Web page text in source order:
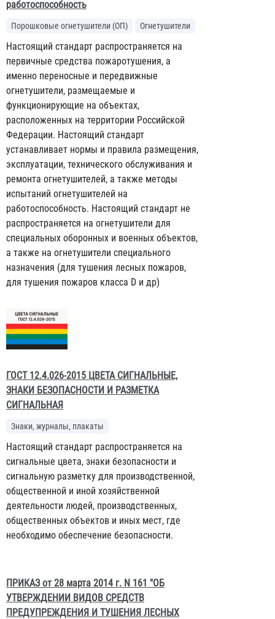
работоспособность
Порошковые огнетушители (ОП) Огнетушители
Настоящий стандарт распространяется на
первичные средства пожаротушения, а
именно переносные и передвижные
огнетушители, размещаемые и
функционирующие на объектах,
расположенных на территории Российской
Федерации. Настоящий стандарт
устанавливает нормы и правила размещения,
эксплуатации, технического обслуживания и
ремонта огнетушителей, а также методы
испытаний огнетушителей на
работоспособность. Настоящий стандарт не
распространяется на огнетушители для
специальных оборонных и военных объектов,
а также на огнетушители специального
назначения (для тушения лесных пожаров,
для тушения пожаров класса D и др)
ГОСТ 12.4.026-2015 ЦВЕТА СИГНАЛЬНЫЕ,
ЗНАКИ БЕЗОПАСНОСТИ И РАЗМЕТКА
СИГНАЛЬНАЯ
Знаки, журналы, плакаты
Настоящий стандарт распространяется на
сигнальные цвета, знаки безопасности и
сигнальную разметку для производственной,
общественной и иной хозяйственной
деятельности людей, производственных,
общественных объектов и иных мест, где
необходимо обеспечение безопасности.
ПРИКАЗ от 28 марта 2014 г. N 161 "ОБ
УТВЕРЖДЕНИИ ВИДОВ СРЕДСТВ
ПРЕДУПРЕЖДЕНИЯ И ТУШЕНИЯ ЛЕСНЫХ